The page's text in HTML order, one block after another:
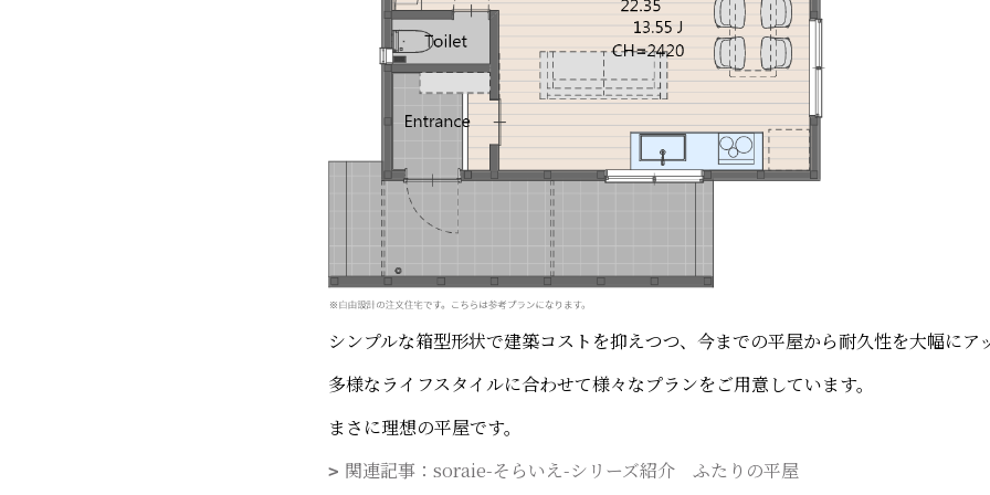
シンプルな箱型形状で建築コストを抑えつつ、今までの平屋から耐久性を大幅にア
多様なライフスタイルに合わせて様々なプランをご用意しています。
まさに理想の平屋です。
関連記事：soraie-そらいえ-シリーズ紹介 ふたりの平屋